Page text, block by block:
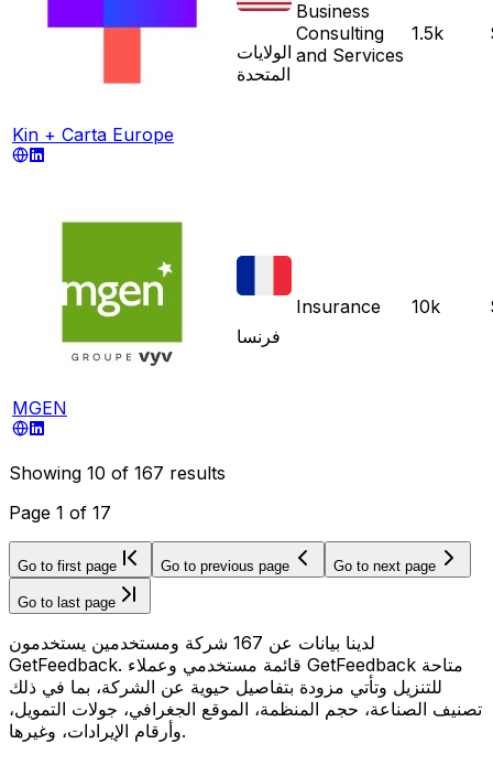
Kin + Carta Europe
الولايات
المتحدة
Business
Consulting
and Services
1.5k
MGEN
فرنسا
Insurance 10k
Showing 10 of 167 results
Page 1 of 17
Go to first page Go to previous page Go to next page
Go to last page
لدينا بيانات عن 167 شركة ومستخدمين يستخدمون
GetFeedback. قائمة مستخدمي وعملاء GetFeedback متاحة
للتنزيل وتأتي مزودة بتفاصيل حيوية عن الشركة، بما في ذلك
تصنيف الصناعة، حجم المنظمة، الموقع الجغرافي، جولات التمويل،
وأرقام الإيرادات، وغيرها.